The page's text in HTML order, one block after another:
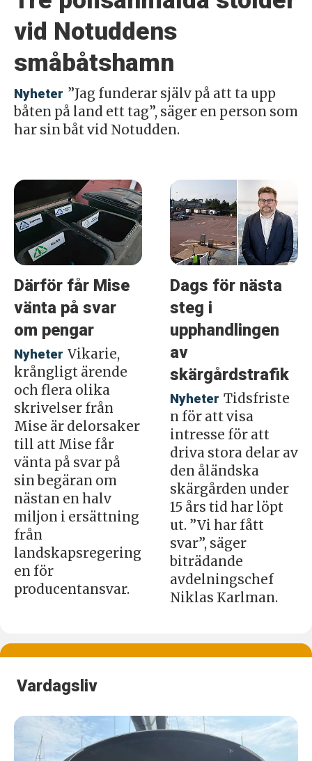
vid Notuddens
småbåtshamn
Nyheter ”Jag funderar själv på att ta upp
båten på land ett tag”, säger en person som
har sin båt vid Notudden.
Därför får Mise
vänta på svar
om pengar
Nyheter Vikarie,
krångligt ärende
och flera olika
skrivelser från
Mise är delorsaker
till att Mise får
vänta på svar på
sin begäran om
nästan en halv
miljon i ersättning
från
landskapsregering
en för
producentansvar.
Dags för nästa
steg i
upphandlingen
av
skärgårdstrafik
Nyheter Tidsfriste
n för att visa
intresse för att
driva stora delar av
den åländska
skärgården under
15 års tid har löpt
ut. ”Vi har fått
svar”, säger
biträdande
avdelningschef
Niklas Karlman.
Vardagsliv